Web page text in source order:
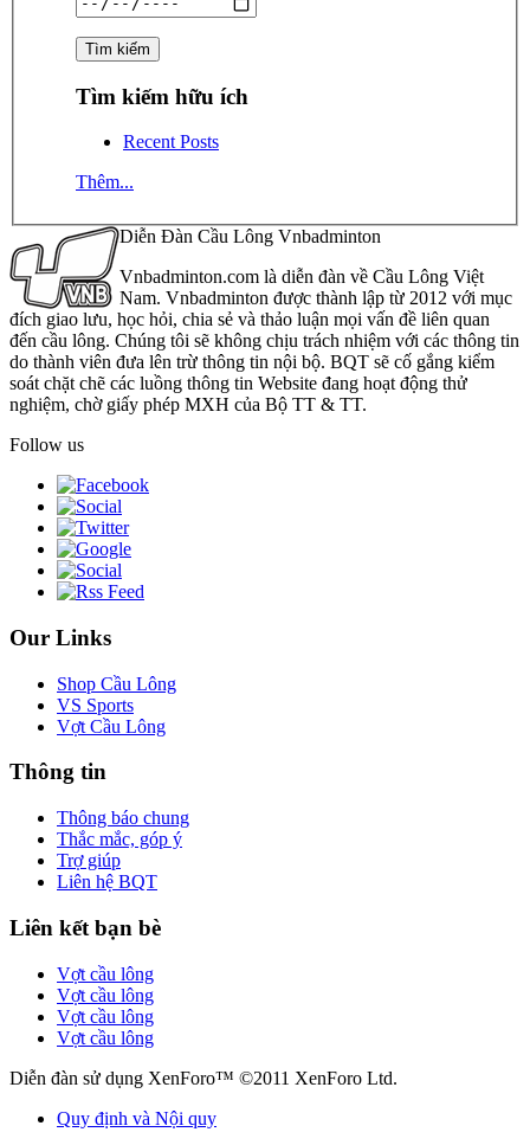
Tìm kiếm hữu ích
Recent Posts
Thêm...
Diễn Đàn Cầu Lông Vnbadminton
Vnbadminton.com là diễn đàn về Cầu Lông Việt
Nam. Vnbadminton được thành lập từ 2012 với mục
đích giao lưu, học hỏi, chia sẻ và thảo luận mọi vấn đề liên quan
đến cầu lông. Chúng tôi sẽ không chịu trách nhiệm với các thông tin
do thành viên đưa lên trừ thông tin nội bộ. BQT sẽ cố gắng kiểm
soát chặt chẽ các luồng thông tin Website đang hoạt động thử
nghiệm, chờ giấy phép MXH của Bộ TT & TT.
Follow us
Our Links
Shop Cầu Lông
VS Sports
Vợt Cầu Lông
Thông tin
Thông báo chung
Thắc mắc, góp ý
Trợ giúp
Liên hệ BQT
Liên kết bạn bè
Vợt cầu lông
Vợt cầu lông
Vợt cầu lông
Vợt cầu lông
Diễn đàn sử dụng XenForo™ ©2011 XenForo Ltd.
Quy định và Nội quy